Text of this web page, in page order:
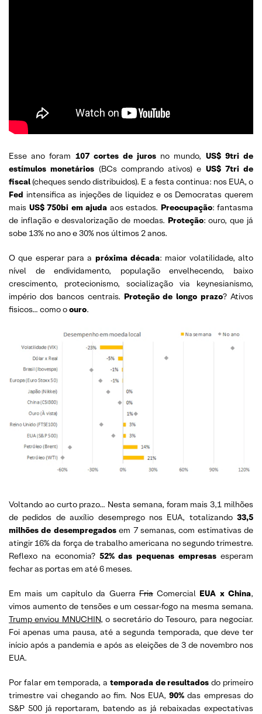
Esse ano foram 107 cortes de juros no mundo, US$ 9tri de
estímulos monetários (BCs comprando ativos) e US$ 7tri de
fiscal(cheques sendo distribuidos). E a festa continua: nos EUA, o
Fed intensifica as injeções de liquidez e os Democratas querem
mais US$ 750bi em ajuda aos estados. Preocupação: fantasma
de inflação e desvalorização de moedas. Proteção: ouro, que já
sobe 13% no ano e 30% nos últimos 2 anos.
O que esperar para a próxima década: maior volatilidade, alto
nível de endividamento, população envelhecendo, baixo
crescimento, protecionismo, socialização via keynesianismo,
império dos bancos centrais. Proteção de longo prazo? Ativos
fisicos… como oouro.
Voltando ao curto prazo… Nesta semana, foram mais 3,1 milhões
de pedidos de auxílio desemprego nos EUA, totalizando 33,5
milhões de desempregadosem 7 semanas, com estimativas de
atingir 16% da força de trabalho americana no segundo trimestre.
Reflexo na economia? 52% das pequenas empresas esperam
fechar as portas em até 6 meses.
Em mais um capítulo da GuerraFriaComercial EUA x China,
vimos aumento de tensões e um cessar-fogo na mesma semana.
Trump enviou MNUCHIN, o secretário do Tesouro, para negociar.
Foi apenas uma pausa, até a segunda temporada, que deve ter
início após a pandemia e após as eleições de 3 de novembro nos
EUA.
Por falar em temporada, a temporada de resultados do primeiro
trimestre vai chegando ao fim. Nos EUA,90% das empresas do
S&P 500 já reportaram, batendo as já rebaixadas expectativas